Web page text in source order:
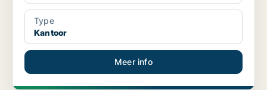
Type
Kantoor
Meer info